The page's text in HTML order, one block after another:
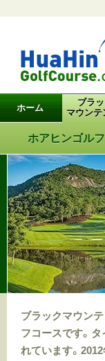
ホーム
ブラ
マウンテ
ホアヒンゴル
ブラックマウン
フコースです。
れています。